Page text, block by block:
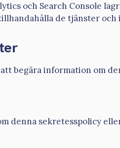
och Search Console
de tjänster och
begära information om
denna sekretesspolicy